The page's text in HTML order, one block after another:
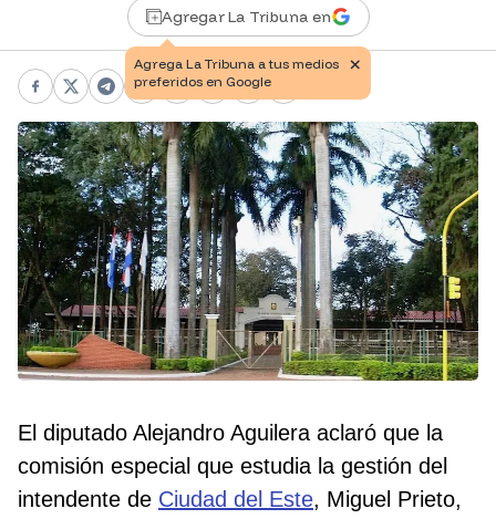
Agregar La Tribuna en
Facebook
X Telegram
WhatsApp
Pinterest
LinkedIn
PrintCopy link
El diputado Alejandro Aguilera aclaró que la
comisión especial que estudia la gestión del
intendente de Ciudad del Este, Miguel Prieto,